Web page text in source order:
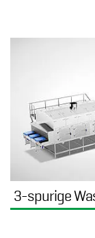
3-spurige